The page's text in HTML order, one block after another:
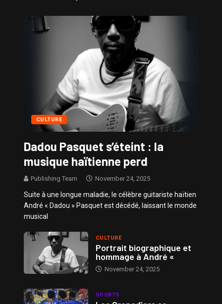
Sissy – Confidences de Stars
CULTURE
Dadou Pasquet s’éteint : la
musique haïtienne perd
Publishing Team November 24, 2025
Suite à une longue maladie, le célèbre guitariste haïtien
André « Dadou » Pasquet est décédé, laissant le monde
musical
CULTURE
Portrait biographique et
hommage à André «
November 24, 2025
SPORTS